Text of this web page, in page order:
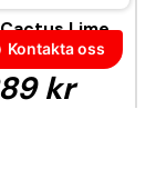
Lime
kr